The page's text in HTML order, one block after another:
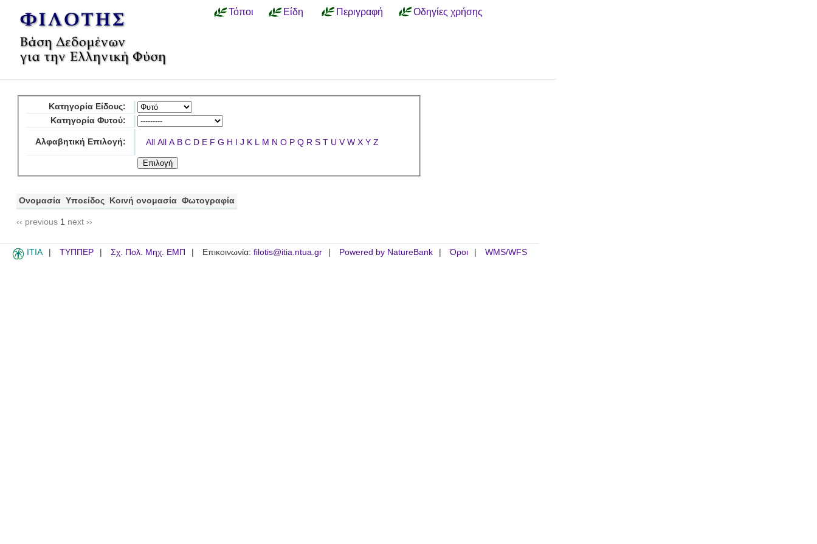
Τόποι Είδη Περιγραφή Οδηγίες χρήσης
Κατηγορία Είδους:
Κατηγορία Φυτού:
Αλφαβητική Επιλογή: All All A B C D E F G H I J K L M N O P Q R S T U V W X Y Z
Ονομασία Υποείδος Κοινή ονομασία Φωτογραφία
‹‹ previous 1 next ››
ITIA ΤΥΠΠΕΡ Σχ. Πολ. Μηχ. ΕΜΠ Επικοινωνία: filotis@itia.ntua.gr Powered by NatureBank Όροι WMS/WFS